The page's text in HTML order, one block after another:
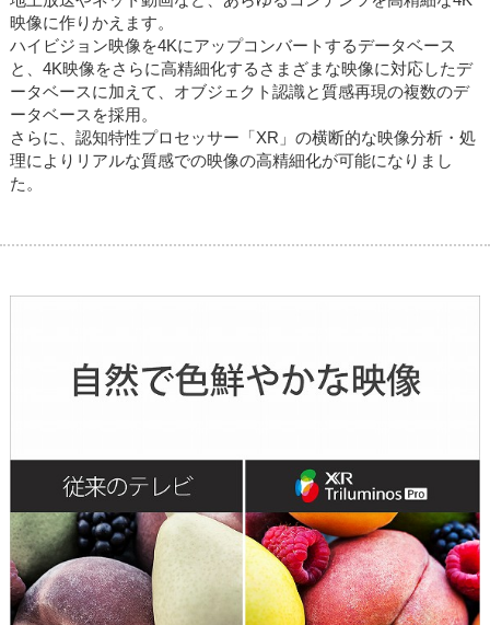
映像に作りかえます。
ハイビジョン映像を4Kにアップコンバートするデータベース
と、4K映像をさらに高精細化するさまざまな映像に対応したデ
ータベースに加えて、オブジェクト認識と質感再現の複数のデ
ータベースを採用。
さらに、認知特性プロセッサー「XR」の横断的な映像分析・処
理によりリアルな質感での映像の高精細化が可能になりまし
た。